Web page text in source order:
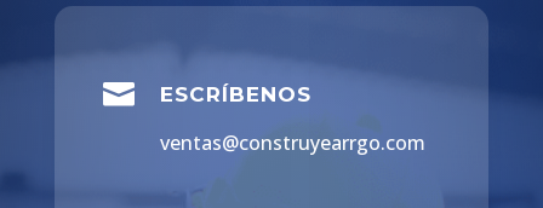
 ESCRÍBENOS
ventas@construyearrgo.com